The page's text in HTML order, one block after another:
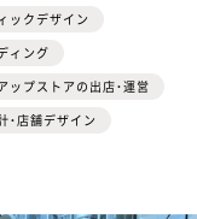
ックデザイン
ィング
ップストアの出店・運営
・店舗デザイン